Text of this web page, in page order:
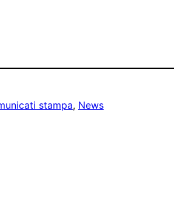
stampa, News